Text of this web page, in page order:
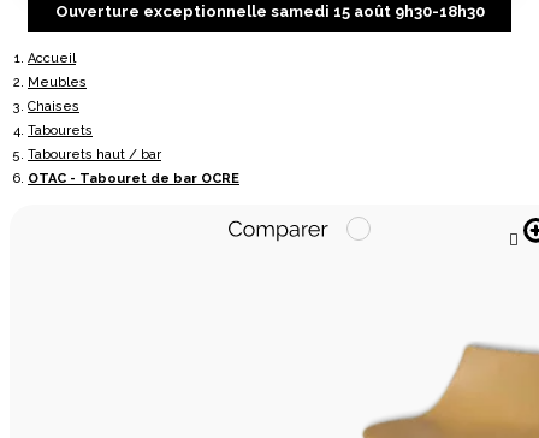
Ouverture exceptionnelle samedi 15 août 9h30-18h30
Accueil
Meubles
Chaises
Tabourets
Tabourets haut / bar
OTAC - Tabouret de bar OCRE
